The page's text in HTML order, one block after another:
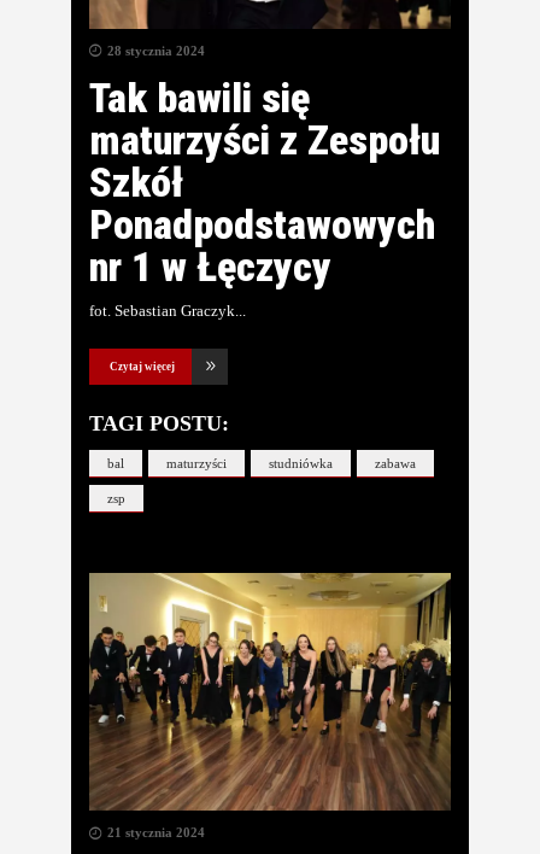
28 stycznia 2024
Tak bawili się
maturzyści z Zespołu
Szkół
Ponadpodstawowych
nr 1 w Łęczycy
fot. Sebastian Graczyk
Czytaj więcej
TAGI POSTU:
bal maturzyści studniówka zabawa
zsp
21 stycznia 2024